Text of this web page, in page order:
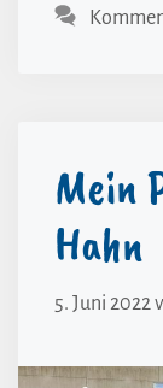
Mein
Hahn
5. Juni 2022